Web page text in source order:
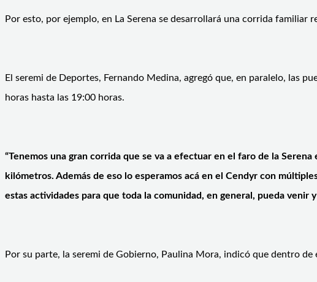
Por esto, por ejemplo, en La Serena se desarrollará una corrida
El seremi de Deportes, Fernando Medina, agregó que, en paralelo, las
horas hasta las 19:00 horas.
“Tenemos una gran corrida que se va a efectuar en el faro de la
kilómetros. Además de eso lo esperamos acá en el Cendyr con
estas actividades para que toda la comunidad, en general, pueda
Por su parte, la seremi de Gobierno, Paulina Mora, indicó que dentro